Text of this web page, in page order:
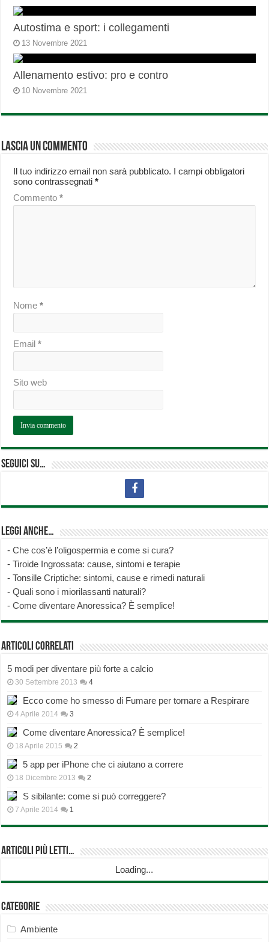
Autostima e sport: i collegamenti
13 Novembre 2021
Allenamento estivo: pro e contro
10 Novembre 2021
Lascia un commento
Il tuo indirizzo email non sarà pubblicato. I campi obbligatori
sono contrassegnati*
Commento*
Nome*
Email*
Sito web
Seguici su…
Leggi anche…
-Che cos’è l’oligospermia e come si cura?
-Tiroide Ingrossata: cause, sintomi e terapie
-Tonsille Criptiche: sintomi, cause e rimedi naturali
-Quali sono i miorilassanti naturali?
-Come diventare Anoressica? È semplice!
Articoli correlati
5 modi per diventare più forte a calcio
30 Settembre 2013 4
Ecco come ho smesso di Fumare per tornare a Respirare
4 Aprile 2014 3
Come diventare Anoressica? È semplice!
18 Aprile 2015 2
5 app per iPhone che ci aiutano a correre
18 Dicembre 2013 2
S sibilante: come si può correggere?
7 Aprile 2014 1
Articoli più Letti…
Loading...
Categorie
Ambiente